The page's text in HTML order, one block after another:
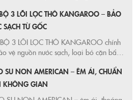
ưu đãi cực hot tại Shopee, Lazada,
3 LÕI LỌC THÔ KANGAROO – BẢO
SẠCH TỪ GỐC
3 LÕI LỌC THÔ KANGAROO chính
vệ nguồn nước sạch, loại bỏ cặn bẩn,
sốc, freeship toàn quốc
SU NON AMERICAN – ÊM ÁI, CHUẨN
KHÔNG GIAN